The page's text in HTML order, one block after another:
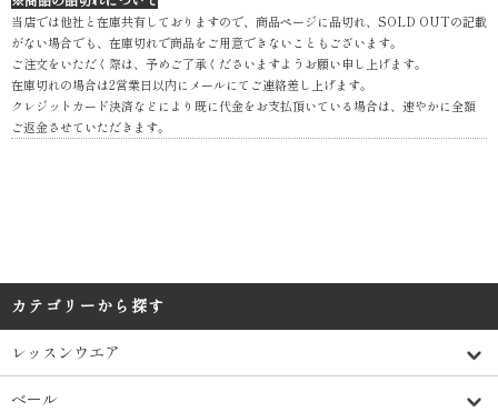
当店では他社と在庫共有しておりますので、商品ページに品切れ、SOLD OUTの記載
がない場合でも、在庫切れで商品をご用意できないこともございます。
ご注文をいただく際は、予めご了承くださいますようお願い申し上げます。
在庫切れの場合は2営業日以内にメールにてご連絡差し上げます。
クレジットカード決済などにより既に代金をお支払頂いている場合は、速やかに全額
ご返金させていただきます。
カテゴリーから探す
レッスンウエア
ベール